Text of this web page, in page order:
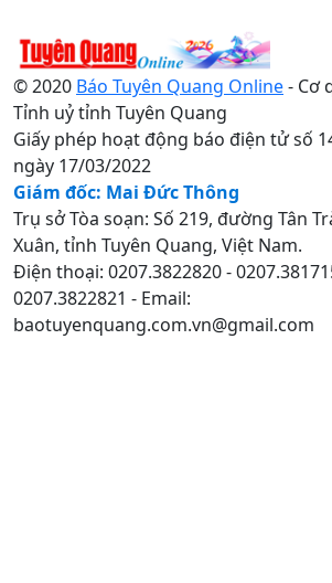
© 2020 Báo Tuyên Quang Online- Cơ
Tỉnh uỷ tỉnh Tuyên Quang
Giấy phép hoạt động báo điện tử số
ngày 17/03/2022
Giám đốc: Mai Đức Thông
Trụ sở Tòa soạn: Số 219, đường Tân
Xuân, tỉnh Tuyên Quang, Việt Nam.
Điện thoại: 0207.3822820 -
0207.3822821 - Email:
baotuyenquang.com.vn@gmail.com